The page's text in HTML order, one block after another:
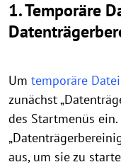
1. Temporäre
Um temporäre
zunächst
des Startmenüs
aus, um sie zu